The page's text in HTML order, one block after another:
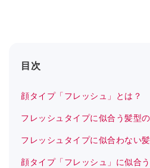
目次
顔タイプ「フレッシュ」とは？
フレッシュタイプに似合う髪型
フレッシュタイプに似合わない
顔タイプ「フレッシュ」に似合